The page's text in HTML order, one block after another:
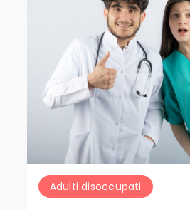
Adulti disoccupati